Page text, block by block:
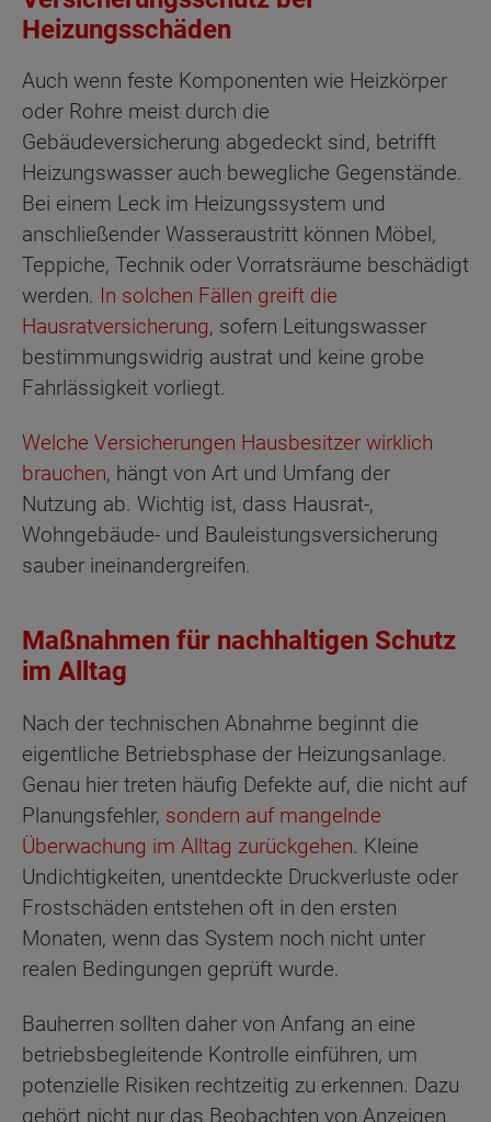
Heizungsschäden
Auch wenn feste Komponenten wie Heizkörper
oder Rohre meist durch die
Gebäudeversicherung abgedeckt sind, betrifft
Heizungswasser auch bewegliche Gegenstände.
Bei einem Leck im Heizungssystem und
anschließender Wasseraustritt können Möbel,
Teppiche, Technik oder Vorratsräume beschädigt
werden. In solchen Fällen greift die
Hausratversicherung, sofern Leitungswasser
bestimmungswidrig austrat und keine grobe
Fahrlässigkeit vorliegt.
Welche Versicherungen Hausbesitzer wirklich
brauchen, hängt von Art und Umfang der
Nutzung ab. Wichtig ist, dass Hausrat-,
Wohngebäude- und Bauleistungsversicherung
sauber ineinandergreifen.
Maßnahmen für nachhaltigen Schutz
im Alltag
Nach der technischen Abnahme beginnt die
eigentliche Betriebsphase der Heizungsanlage.
Genau hier treten häufig Defekte auf, die nicht auf
Planungsfehler, sondern auf mangelnde
Überwachung im Alltag zurückgehen. Kleine
Undichtigkeiten, unentdeckte Druckverluste oder
Frostschäden entstehen oft in den ersten
Monaten, wenn das System noch nicht unter
realen Bedingungen geprüft wurde.
Bauherren sollten daher von Anfang an eine
betriebsbegleitende Kontrolle einführen, um
potenzielle Risiken rechtzeitig zu erkennen. Dazu
gehört nicht nur das Beobachten von Anzeigen